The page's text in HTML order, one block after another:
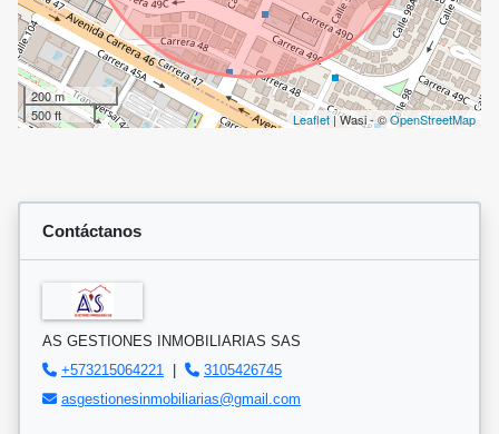
200 m
500 ft
Leaflet| Wasi - ©OpenStreetMap
Contáctanos
AS GESTIONES INMOBILIARIAS SAS
+573215064221
|
3105426745
asgestionesinmobiliarias@gmail.com